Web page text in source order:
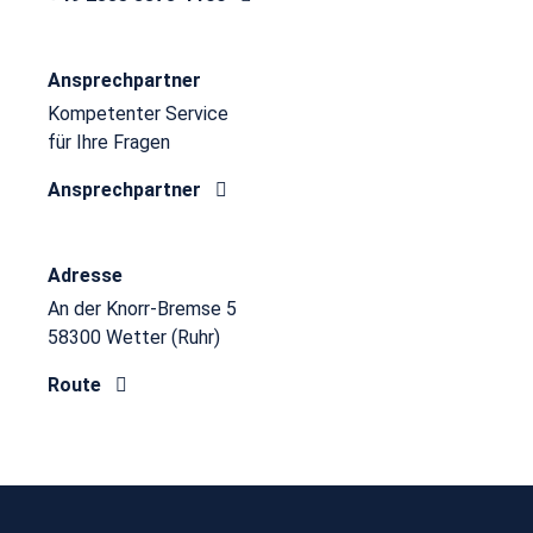
Ansprechpartner
Kompetenter Service
für Ihre Fragen
Ansprechpartner
Adresse
An der Knorr-Bremse 5
58300 Wetter (Ruhr)
Route